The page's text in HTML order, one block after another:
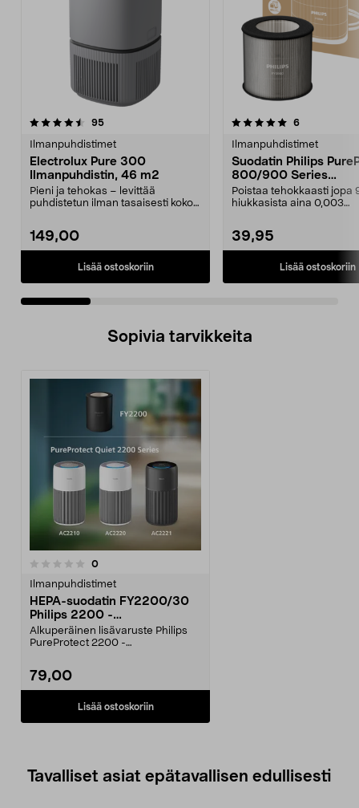
95arvostelut
Ilmanpuhdistimet
Electrolux Pure 300
Ilmanpuhdistin, 46 m2
Pieni ja tehokas – levittää
puhdistetun ilman tasaisesti koko
149,00
Lisää ostoskoriin
5.0 viidestä
6arvostelut
Ilmanpuhdistimet
Suodatin Philips
800/900 Series
Ilmanpuhdistimeen,
FY0900/30
Poistaa tehokkaasti jopa
hiukkasista aina 0,003
39,95
Lisää ostoskoriin
5.0 viidestä
Sopivia tarvikkeita
0arvostelut
Ilmanpuhdistimet
HEPA-suodatin FY2200/30
Philips 2200 -
ilmanpuhdistimeen
Alkuperäinen lisävaruste Philips
PureProtect 2200 -
79,00
Lisää ostoskoriin
Tavalliset asiat epätavallisen edullisesti